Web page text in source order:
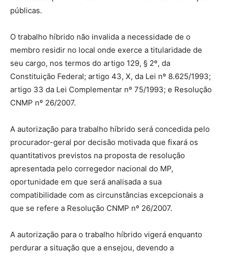
públicas.
O trabalho híbrido não invalida a necessidade de o
membro residir no local onde exerce a titularidade de
seu cargo, nos termos do artigo 129, § 2º, da
Constituição Federal; artigo 43, X, da Lei nº 8.625/1993;
artigo 33 da Lei Complementar nº 75/1993; e Resolução
CNMP nº 26/2007.
A autorização para trabalho híbrido será concedida pelo
procurador-geral por decisão motivada que fixará os
quantitativos previstos na proposta de resolução
apresentada pelo corregedor nacional do MP,
oportunidade em que será analisada a sua
compatibilidade com as circunstâncias excepcionais a
que se refere a Resolução CNMP nº 26/2007.
A autorização para o trabalho híbrido vigerá enquanto
perdurar a situação que a ensejou, devendo a